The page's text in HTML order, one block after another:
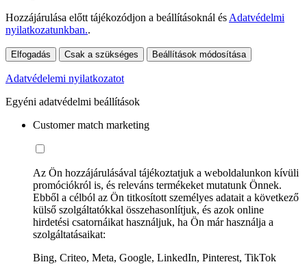
Hozzájárulása előtt tájékozódjon a beállításoknál és Adatvédelmi
nyilatkozatunkban..
Elfogadás Csak a szükséges Beállítások módosítása
Adatvédelemi nyilatkozatot
Egyéni adatvédelmi beállítások
Customer match marketing
Az Ön hozzájárulásával tájékoztatjuk a weboldalunkon kívüli
promóciókról is, és releváns termékeket mutatunk Önnek.
Ebből a célból az Ön titkosított személyes adatait a következő
külső szolgáltatókkal összehasonlítjuk, és azok online
hirdetési csatornáikat használjuk, ha Ön már használja a
szolgáltatásaikat:
Bing, Criteo, Meta, Google, LinkedIn, Pinterest, TikTok